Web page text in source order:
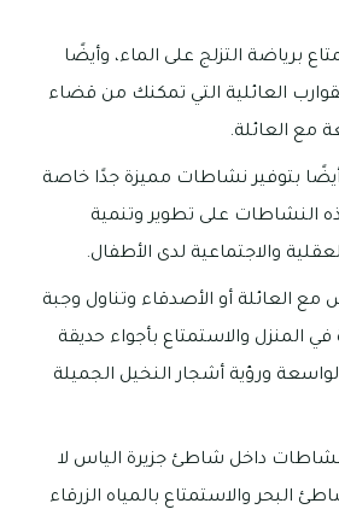
برياضة التزلج على الماء، وأيضًا
العائلية التي تمكنك من قضاء
مع العائلة.
بتوفير نشاطات مميزة جدًا خاصة
النشاطات على تطوير وتنمية
والاجتماعية لدى الأطفال.
العائلة أو الأصدقاء وتناول وجبة
المنزل والاستمتاع بأجواء حديقة
ورؤية أشجار النخيل الجميلة
داخل شاطئ جزيرة الياس لا
البحر والاستمتاع بالمياه الزرقاء